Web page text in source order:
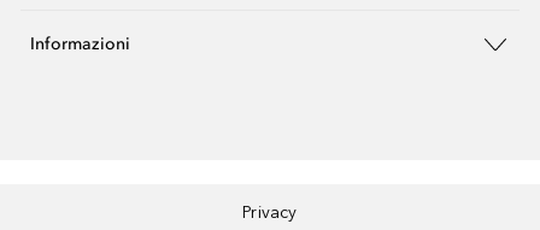
Informazioni
Privacy